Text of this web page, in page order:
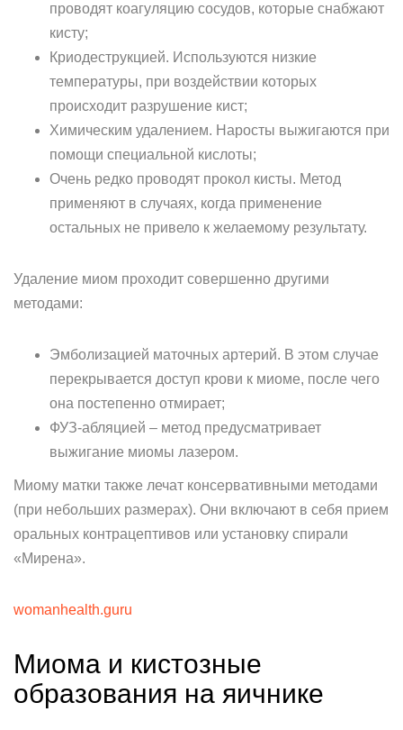
проводят коагуляцию сосудов, которые снабжают
кисту;
Криодеструкцией. Используются низкие
температуры, при воздействии которых
происходит разрушение кист;
Химическим удалением. Наросты выжигаются при
помощи специальной кислоты;
Очень редко проводят прокол кисты. Метод
применяют в случаях, когда применение
остальных не привело к желаемому результату.
Удаление миом проходит совершенно другими
методами:
Эмболизацией маточных артерий. В этом случае
перекрывается доступ крови к миоме, после чего
она постепенно отмирает;
ФУЗ-абляцией – метод предусматривает
выжигание миомы лазером.
Миому матки также лечат консервативными методами
(при небольших размерах). Они включают в себя прием
оральных контрацептивов или установку спирали
«Мирена».
womanhealth.guru
Миома и кистозные
образования на яичнике